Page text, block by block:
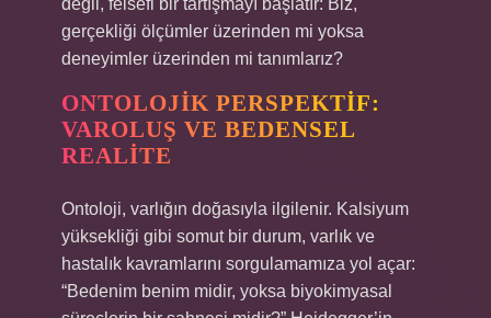
değil, felsefi bir tartışmayı başlatır: Biz,
gerçekliği ölçümler üzerinden mi yoksa
deneyimler üzerinden mi tanımlarız?
ONTOLOJIK PERSPEKTIF:
VAROLUŞ VE BEDENSEL
REALITE
Ontoloji, varlığın doğasıyla ilgilenir. Kalsiyum
yüksekliği gibi somut bir durum, varlık ve
hastalık kavramlarını sorgulamamıza yol açar:
“Bedenim benim midir, yoksa biyokimyasal